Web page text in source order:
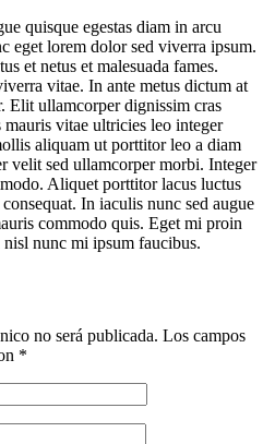
quisque egestas diam in arcu
eget lorem dolor sed viverra ipsum.
et netus et malesuada fames.
vitae. In ante metus dictum at
Elit ullamcorper dignissim cras
vitae ultricies leo integer
aliquam ut porttitor leo a diam
velit sed ullamcorper morbi. Integer
Aliquet porttitor lacus luctus
In iaculis nunc sed augue
commodo quis. Eget mi proin
nunc mi ipsum faucibus.
no será publicada. Los campos
*